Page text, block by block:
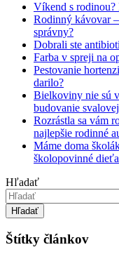
Víkend s rodinou?
Rodinný kávovar
správny?
Dobrali ste
Farba v spreji na
Pestovanie
darilo?
Bielkoviny nie sú
budovanie
Rozrástla sa vám
najlepšie rodinné
Máme doma
školopovinné dieťa
Hľadať
Hľadať
Štítky článkov